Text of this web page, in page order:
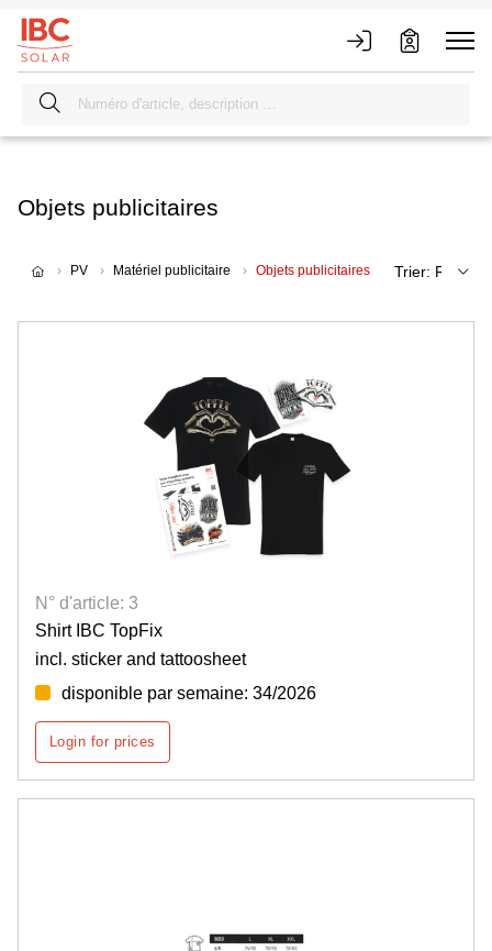
Objets publicitaires
PV Matériel publicitaire Objets publicitaires
N° d'article: 3
Shirt IBC TopFix
incl. sticker and tattoosheet
disponible par semaine: 34/2026
Login for prices